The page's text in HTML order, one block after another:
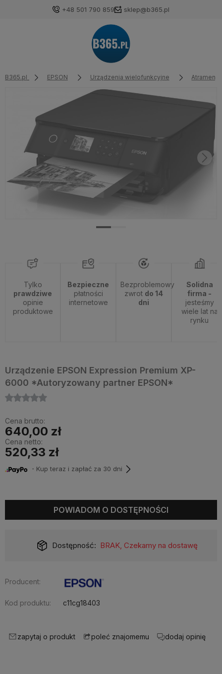
+48 501 790 859 sklep@b365.pl
B365.pl EPSON Urządzenia wielofunkcyjne
Tylko
prawdziwe
opinie
produktowe
Bezpieczne
płatności
internetowe
Bezproblemowy
zwrot do 14
dni
Solidna
firma -
jesteśmy
wiele lat na
rynku
Urządzenie EPSON Expression Premium XP-
6000 *Autoryzowany partner EPSON*
Cena brutto:
640,00 zł
Cena netto:
520,33 zł
・Kup teraz i zapłać za 30 dni
POWIADOM O DOSTĘPNOŚCI
Dostępność: BRAK, Czekamy na dostawę
Producent:
Kod produktu: c11cg18403
zapytaj o produkt poleć znajomemu dodaj opinię